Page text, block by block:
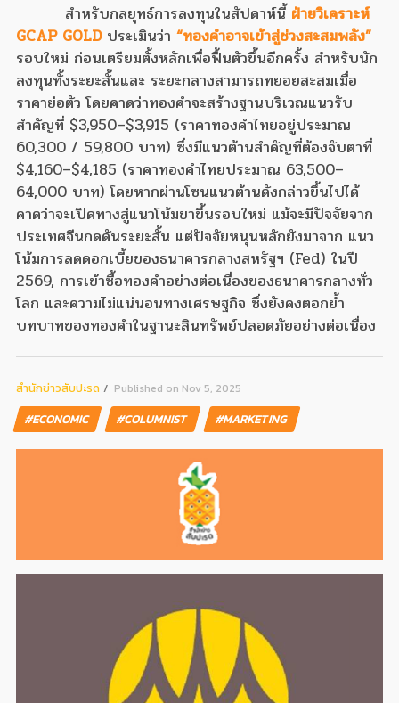
สำหรับกลยุทธ์การลงทุนในสัปดาห์นี้ฝ่ายวิเคราะห์
GCAP GOLDประเมินว่า “ทองคำอาจเข้าสู่ช่วงสะสมพลัง”
รอบใหม่ ก่อนเตรียมตั้งหลักเพื่อฟื้นตัวขึ้นอีกครั้ง สำหรับนัก
ลงทุนทั้งระยะสั้นและ ระยะกลางสามารถทยอยสะสมเมื่อ
ราคาย่อตัว โดยคาดว่าทองคำจะสร้างฐานบริเวณแนวรับ
สำคัญที่ $3,950–$3,915 (ราคาทองคำไทยอยู่ประมาณ
60,300 / 59,800 บาท) ซึ่งมีแนวต้านสำคัญที่ต้องจับตาที่
$4,160–$4,185 (ราคาทองคำไทยประมาณ 63,500–
64,000 บาท) โดยหากผ่านโซนแนวต้านดังกล่าวขึ้นไปได้
คาดว่าจะเปิดทางสู่แนวโน้มขาขึ้นรอบใหม่ แม้จะมีปัจจัยจาก
ประเทศจีนกดดันระยะสั้น แต่ปัจจัยหนุนหลักยังมาจาก แนว
โน้มการลดดอกเบี้ยของธนาคารกลางสหรัฐฯ (Fed) ในปี
2569, การเข้าซื้อทองคำอย่างต่อเนื่องของธนาคารกลางทั่ว
โลก และความไม่แน่นอนทางเศรษฐกิจ ซึ่งยังคงตอกย้ำ
บทบาทของทองคำในฐานะสินทรัพย์ปลอดภัยอย่างต่อเนื่อง
สํานักข่าวสับปะรด Published on Nov 5, 2025
#ECONOMIC #COLUMNIST #MARKETING